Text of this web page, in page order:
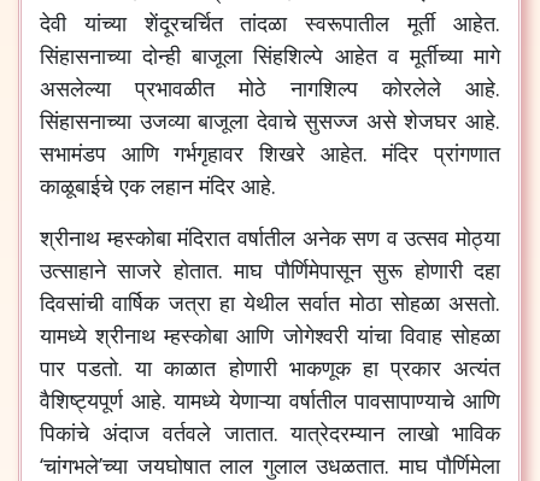
देवी यांच्या शेंदूरचर्चित तांदळा स्वरूपातील मूर्ती आहेत.
सिंहासनाच्या दोन्ही बाजूला सिंहशिल्पे आहेत व मूर्तीच्या मागे
असलेल्या प्रभावळीत मोठे नागशिल्प कोरलेले आहे.
सिंहासनाच्या उजव्या बाजूला देवाचे सुसज्ज असे शेजघर आहे.
सभामंडप आणि गर्भगृहावर शिखरे आहेत. मंदिर प्रांगणात
काळूबाईचे एक लहान मंदिर आहे.
श्रीनाथ म्हस्कोबा मंदिरात वर्षातील अनेक सण व उत्सव मोठ्या
उत्साहाने साजरे होतात. माघ पौर्णिमेपासून सुरू होणारी दहा
दिवसांची वार्षिक जत्रा हा येथील सर्वात मोठा सोहळा असतो.
यामध्ये श्रीनाथ म्हस्कोबा आणि जोगेश्वरी यांचा विवाह सोहळा
पार पडतो. या काळात होणारी भाकणूक हा प्रकार अत्यंत
वैशिष्ट्यपूर्ण आहे. यामध्ये येणाऱ्या वर्षातील पावसापाण्याचे आणि
पिकांचे अंदाज वर्तवले जातात. यात्रेदरम्यान लाखो भाविक
‘चांगभले’च्या जयघोषात लाल गुलाल उधळतात. माघ पौर्णिमेला